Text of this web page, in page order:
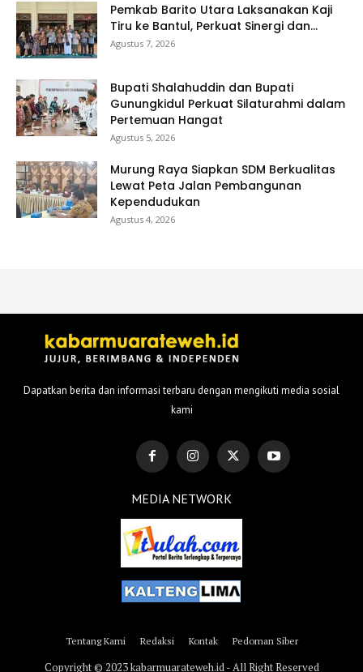
Pemkab Barito Utara Laksanakan Kaji
Tiru ke Bantul, Perkuat Sinergi dan...
Agustus 7, 2026
Bupati Shalahuddin dan Bupati
Gunungkidul Perkuat Silaturahmi dalam
Pertemuan Hangat
Agustus 5, 2026
Murung Raya Siapkan SDM Berkualitas
Lewat Peta Jalan Pembangunan
Kependudukan
Agustus 4, 2026
Dapatkan berita dan informasi terbaru dengan mengikuti media sosial
kami
MEDIA NETWORK
Tentang Kami Redaksi Kontak Pedoman Siber
Copyright © 2023 kabarmuarateweh.id - All Right Reserved